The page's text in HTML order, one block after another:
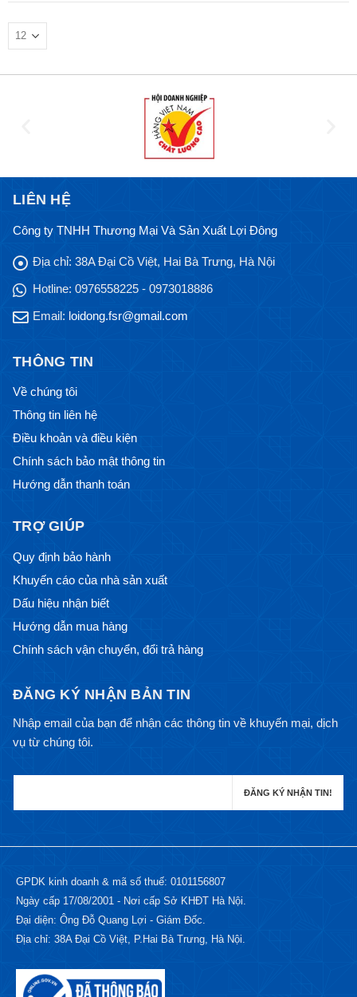
LIÊN HỆ
Công ty TNHH Thương Mại Và Sản Xuất Lợi Đông
Địa chỉ: 38A Đại Cồ Việt, Hai Bà Trưng, Hà Nội
Hotline: 0976558225 - 0973018886
Email: loidong.fsr@gmail.com
THÔNG TIN
Về chúng tôi
Thông tin liên hệ
Điều khoản và điều kiện
Chính sách bảo mật thông tin
Hướng dẫn thanh toán
TRỢ GIÚP
Quy định bảo hành
Khuyến cáo của nhà sản xuất
Dấu hiệu nhận biết
Hướng dẫn mua hàng
Chính sách vận chuyển, đổi trả hàng
ĐĂNG KÝ NHẬN BẢN TIN
Nhập email của bạn để nhận các thông tin về khuyến mại, dịch
vụ từ chúng tôi.
GPDK kinh doanh & mã số thuế: 0101156807
Ngày cấp 17/08/2001 - Nơi cấp Sở KHĐT Hà Nội.
Đại diện: Ông Đỗ Quang Lợi - Giám Đốc.
Địa chỉ: 38A Đại Cồ Việt, P.Hai Bà Trưng, Hà Nội.